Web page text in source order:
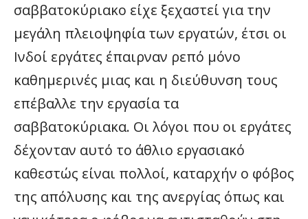
σαββατοκύριακο είχε ξεχαστεί για την
μεγάλη πλειοψηφία των εργατών, έτσι οι
Ινδοί εργάτες έπαιρναν ρεπό μόνο
καθημερινές μιας και η διεύθυνση τους
επέβαλλε την εργασία τα
σαββατοκύριακα. Οι λόγοι που οι εργάτες
δέχονταν αυτό το άθλιο εργασιακό
καθεστώς είναι πολλοί, καταρχήν ο φόβος
της απόλυσης και της ανεργίας όπως και